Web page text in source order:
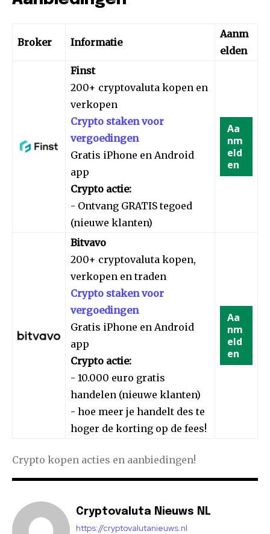
Broker Informatie
Aanm
elden
Finst
200+ cryptovaluta kopen en
verkopen
Crypto staken voor
vergoedingen
Gratis iPhone en Android
app
Crypto actie:
- Ontvang GRATIS tegoed
(nieuwe klanten)
Aa
nm
eld
en
Bitvavo
200+ cryptovaluta kopen,
verkopen en traden
Crypto staken voor
vergoedingen
Gratis iPhone en Android
app
Crypto actie:
- 10.000 euro gratis
handelen (nieuwe klanten)
- hoe meer je handelt des te
hoger de korting op de fees!
Aa
nm
eld
en
Crypto kopen acties en aanbiedingen!
Cryptovaluta Nieuws NL
https://cryptovalutanieuws.nl